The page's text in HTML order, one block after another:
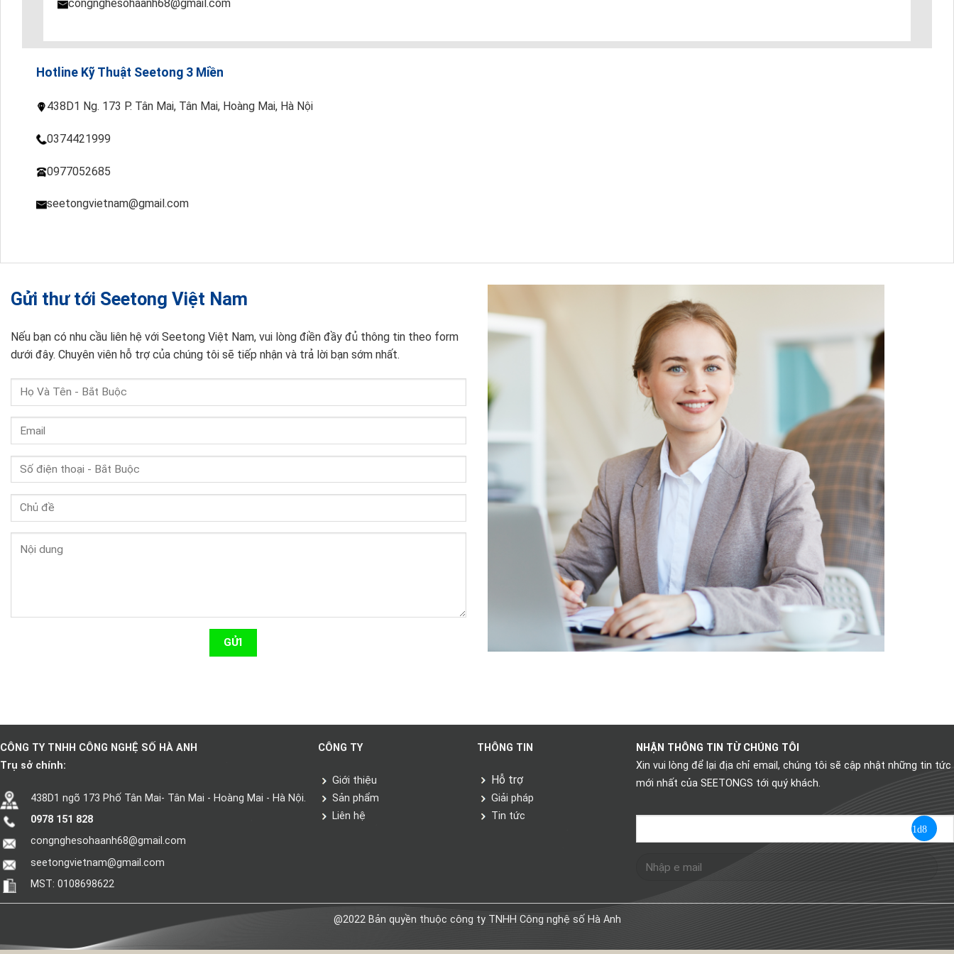
congnghesohaanh68@gmail.com
Hotline Kỹ Thuật Seetong 3 Miền
438D1 Ng. 173 P. Tân Mai, Tân Mai, Hoàng Mai, Hà Nội
0374421999
0977052685
seetongvietnam@gmail.com
Gửi thư tới Seetong Việt Nam
Nếu bạn có nhu cầu liên hệ với Seetong Việt Nam, vui lòng điền đầy đủ thông tin theo form
dưới đây. Chuyên viên hỗ trợ của chúng tôi sẽ tiếp nhận và trả lời bạn sớm nhất.
CÔNG TY TNHH CÔNG NGHỆ SỐ HÀ ANH
Trụ sở chính:
438D1 ngõ 173 Phố Tân Mai- Tân Mai - Hoàng Mai - Hà Nội.
0978 151 828
congnghesohaanh68@gmail.com
seetongvietnam@gmail.com
MST: 0108698622
CÔNG TY
Giới thiệu
Sản phẩm
Liên hệ
THÔNG TIN
Hỗ trợ
Giải pháp
Tin tức
NHẬN THÔNG TIN TỪ CHÚNG TÔI
Xin vui lòng để lại địa chỉ email, chúng tôi sẽ cập nhật những tin tức
mới nhất của SEETONGS tới quý khách.
@2022 Bản quyền thuộc công ty TNHH Công nghệ số Hà Anh